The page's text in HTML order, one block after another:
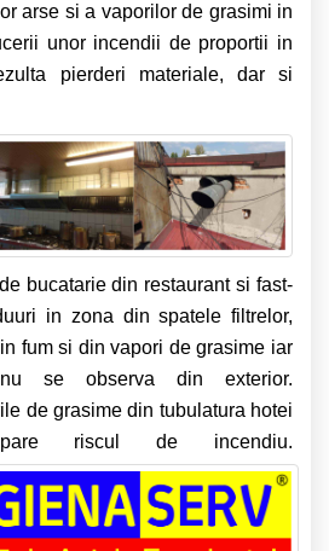
arse si a vaporilor de grasimi in
unor incendii de proportii in
pierderi materiale, dar si
bucatarie din restaurant si fast-
in zona din spatele filtrelor,
fum si din vapori de grasime iar
se observa din exterior.
de grasime din tubulatura hotei
riscul de incendiu.